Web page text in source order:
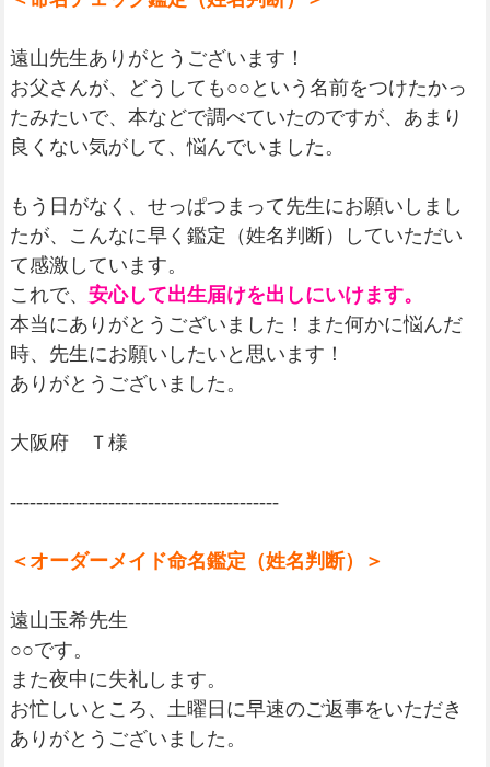
遠山先生ありがとうございます！
お父さんが、どうしても○○という名前をつけたかっ
たみたいで、本などで調べていたのですが、あまり
良くない気がして、悩んでいました。
もう日がなく、せっぱつまって先生にお願いしまし
たが、こんなに早く鑑定（姓名判断）していただい
て感激しています。
これで、 安心して出生届けを出しにいけます。
本当にありがとうございました！また何かに悩んだ
時、先生にお願いしたいと思います！
ありがとうございました。
大阪府 Ｔ様
-----------------------------------------
＜オーダーメイド命名鑑定（姓名判断）＞
遠山玉希先生
○○です。
また夜中に失礼します。
お忙しいところ、土曜日に早速のご返事をいただき
ありがとうございました。